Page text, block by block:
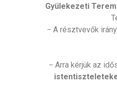
Gyülekezeti
− A résztvevők
− Arra kérjük az